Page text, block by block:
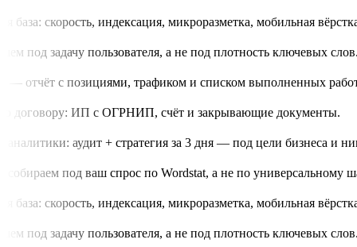
база: скорость, индексация, микроразметка, мобильная вёрстка.
под задачу пользователя, а не под плотность ключевых слов.
отчёт с позициями, трафиком и списком выполненных работ.
договору: ИП с ОГРНИП, счёт и закрывающие документы.
аудит + стратегия за 3 дня — под цели бизнеса и
под ваш спрос по Wordstat, а не по универсальному
база: скорость, индексация, микроразметка, мобильная вёрстка.
под задачу пользователя, а не под плотность ключевых слов.